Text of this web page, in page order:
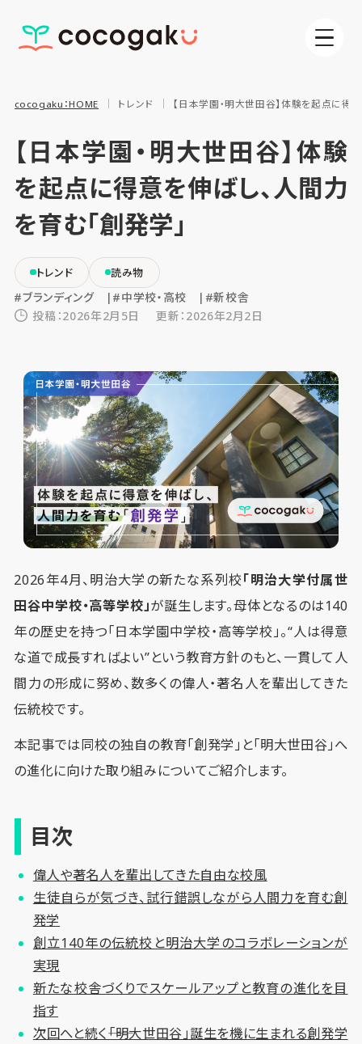
cocogaku：HOME トレンド 【日本学園・明大世田谷】体験を起点に得
【日本学園・明大世田谷】体験
を起点に得意を伸ばし、人間力
を育む「創発学」
トレンド 読み物
#ブランディング #中学校・高校
#新校舎
投稿：2026年2月5日
更新：2026年2月2日
2026年4月、明治大学の新たな系列校「明治大学付属世
田谷中学校・高等学校」が誕生します。母体となるのは140
年の歴史を持つ「日本学園中学校・高等学校」。“人は得意
な道で成長すればよい”という教育方針のもと、一貫して人
間力の形成に努め、数多くの偉人・著名人を輩出してきた
伝統校です。
本記事では同校の独自の教育「創発学」と「明大世田谷」へ
の進化に向けた取り組みについてご紹介します。
目次
偉人や著名人を輩出してきた自由な校風
生徒自らが気づき、試行錯誤しながら人間力を育む創
発学
創立140年の伝統校と明治大学のコラボレーションが
実現
新たな校舎づくりでスケールアップと教育の進化を目
指す
次回へと続く――「明大世田谷」誕生を機に生まれる創発学